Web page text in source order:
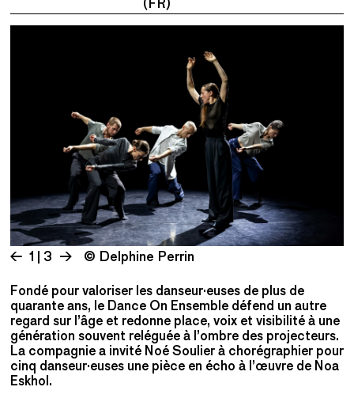
1 | 3 © Delphine Perrin
Fondé pour valoriser les danseur·euses de plus de
quarante ans, le Dance On Ensemble défend un autre
regard sur l’âge et redonne place, voix et visibilité à une
génération souvent reléguée à l’ombre des projecteurs.
La compagnie a invité Noé Soulier à chorégraphier pour
cinq danseur·euses une pièce en écho à l’œuvre de Noa
Eskhol.